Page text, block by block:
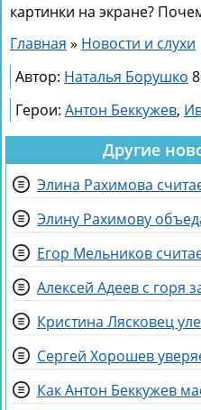
картинки на экране?
Главная » Новости и слухи
Автор: Наталья Борушко
Герои: Антон Беккужев,
Другие
Сергей Хорошев